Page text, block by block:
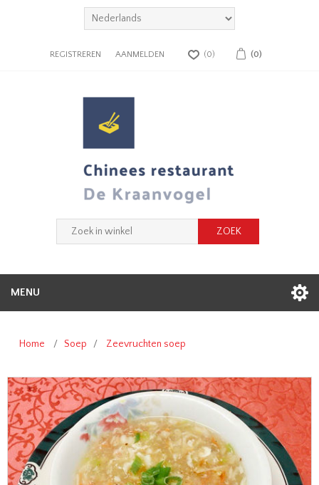
REGISTREREN AANMELDEN (0) (0)
MENU
Home / Soep / Zeevruchten soep